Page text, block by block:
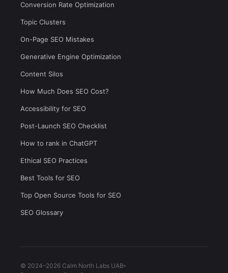
Conversion Rate Optimization
Topic Clusters
On-Page SEO Mistakes
Generative Engine Optimization
Content Silos
How Much Does SEO Cost?
Accessibility for SEO
Post-Launch SEO Checklist
How to rank in ChatGPT
Ethical SEO Practices
Best Tools for SEO
Top Open Source Tools for SEO
SEO Glossary
© 2024–2026 Calm North Labs UAB